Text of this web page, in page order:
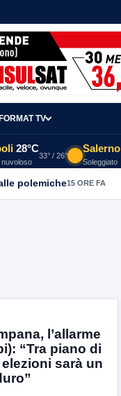
TV
28°C
nuvoloso
33° / 26°
Salerno
Soleggiato
polemiche15 ORE FA
l’allarme
“Tra piano di
sarà un